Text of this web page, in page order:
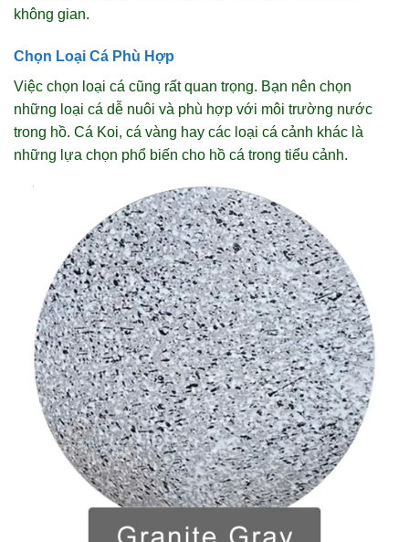
không gian.
Chọn Loại Cá Phù Hợp
Việc chọn loại cá cũng rất quan trọng. Bạn nên chọn
những loại cá dễ nuôi và phù hợp với môi trường nước
trong hồ. Cá Koi, cá vàng hay các loại cá cảnh khác là
những lựa chọn phổ biến cho hồ cá trong tiểu cảnh.